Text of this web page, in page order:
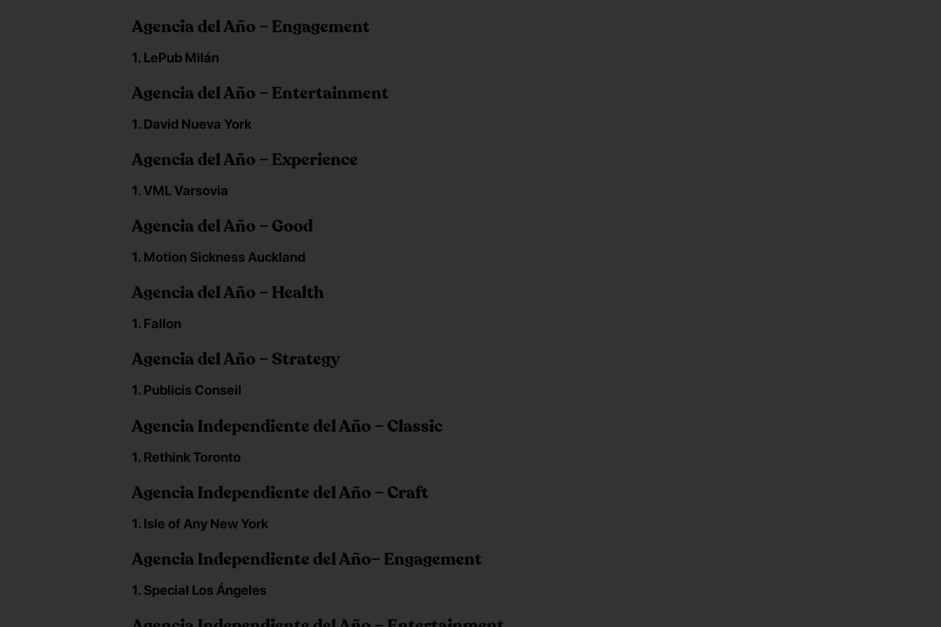
Agencia del Año – Engagement
1. LePub Milán
Agencia del Año – Entertainment
1. David Nueva York
Agencia del Año – Experience
1. VML Varsovia
Agencia del Año – Good
1. Motion Sickness Auckland
Agencia del Año – Health
1. Fallon
Agencia del Año – Strategy
1. Publicis Conseil
Agencia Independiente del Año – Classic
1. Rethink Toronto
Agencia Independiente del Año – Craft
1. Isle of Any New York
Agencia Independiente del Año– Engagement
1. Special Los Ángeles